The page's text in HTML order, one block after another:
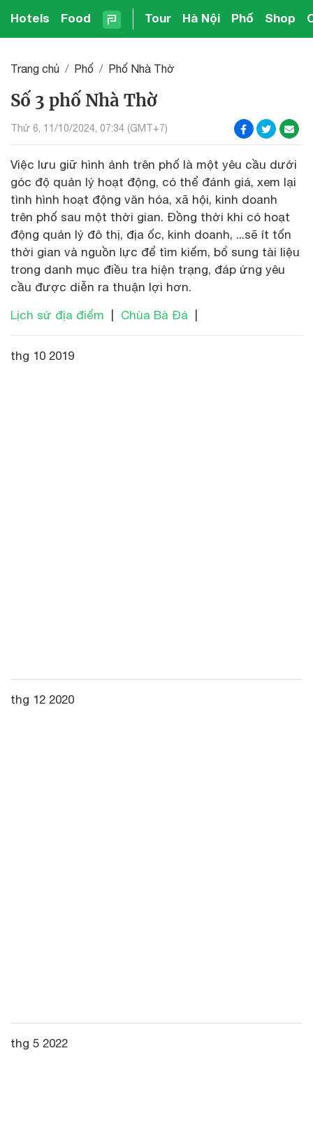
Hotels Food Tour Hà Nội Phố Shop
Trang chủ Phố Phố Nhà Thờ
Số 3 phố Nhà Thờ
Thứ 6, 11/10/2024, 07:34 (GMT+7)
Việc lưu giữ hình ảnh trên phố là một yêu cầu dưới
góc độ quản lý hoạt động, có thể đánh giá, xem lại
tình hình hoạt động văn hóa, xã hội, kinh doanh
trên phố sau một thời gian. Đồng thời khi có hoạt
động quản lý đô thị, địa ốc, kinh doanh, ...sẽ ít tốn
thời gian và nguồn lực để tìm kiếm, bổ sung tài liệu
trong danh mục điều tra hiện trạng, đáp ứng yêu
cầu được diễn ra thuận lợi hơn.
Lịch sử địa điểm
Chùa Bà Đá
thg 10 2019
thg 12 2020
thg 5 2022